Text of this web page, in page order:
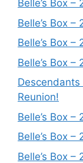
Belle’s Box –
Belle’s Box –
Belle’s Box –
Belle’s Box –
Reunion!
Belle’s Box –
Belle’s Box –
Belle’s Box –